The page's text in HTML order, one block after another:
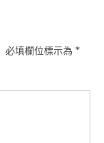
必填欄位標示為 *